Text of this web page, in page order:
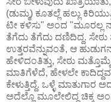
(ಡುಮ್ಮ) ಕೂತಲ್ಲೆ ಹಲ್ಲು
ಟೀ ಕಳಿಸು" ಅಂದ "ಮೂರಲ್ಲ
ತೆಗೆದು ತೆಗೆದು ದಣಿದಿದ್ದ. ಸೇಠು
ಉತ್ತರವೆನ್ನುವಂತೆ, ಆ
ಹೇಳಿದಂತಿತ್ತು, ಸೇಠು
ಮಾತಿಗೆಳೆದೆ, ಹೇಳಲೇ
ಕೇಳುತ್ತಿದ್ದೆ. ಒಳ್ಳೆ ಮಾತುಗಾರ
ಅದೆಲ್ಲೊ ಮೂಲೇಲಿದ್ದ ಚಿಕ್ಕ